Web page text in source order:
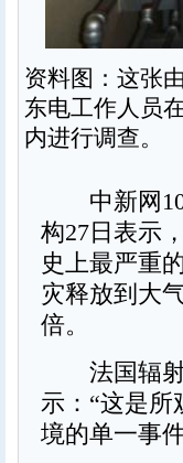
资料图：这张
东电工作人员
内进行调查。
中新网10
构27日表示
史上最严重
灾释放到大
倍。
法国辐射
示：“这是
境的单一事